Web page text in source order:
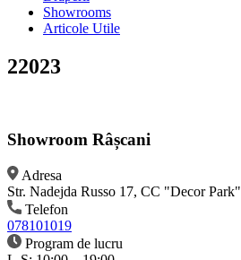
Showrooms
Articole Utile
22023
Showroom Râșcani
Adresa
Str. Nadejda Russo 17, CC "Decor Park"
Telefon
078101019
Program de lucru